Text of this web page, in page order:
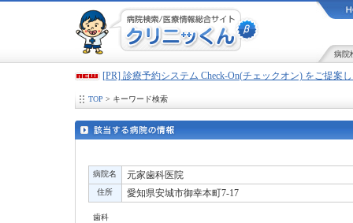
病院
[PR] 診療予約システム Check-On(チェックオン) をご提案
TOP > キーワード検索
病院名 元家歯科医院
住所 愛知県安城市御幸本町7-17
歯科